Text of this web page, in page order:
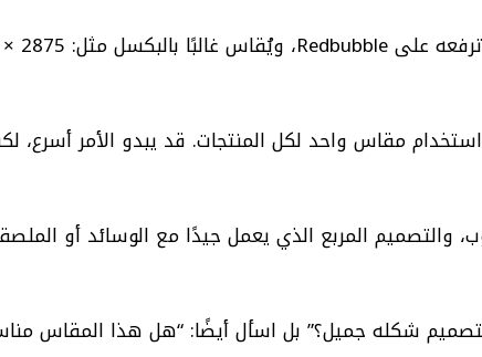
مقاس واحد لكل المنتجات. قد يبدو الأمر أسرع،
والتصميم المربع الذي يعمل جيدًا مع الوسائد أو
شكله جميل؟” بل اسأل أيضًا: “هل هذا المقاس